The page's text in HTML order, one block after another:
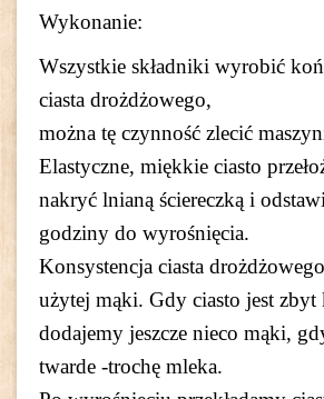
Wykonanie:
Wszystkie składniki wyrobić
ciasta drożdżowego,
można tę czynność zlecić
Elastyczne, miękkie ciasto
nakryć lnianą ściereczką i
godziny do wyrośnięcia.
Konsystencja ciasta
użytej mąki. Gdy ciasto jest zbyt
dodajemy jeszcze nieco mąki,
twarde -trochę mleka.